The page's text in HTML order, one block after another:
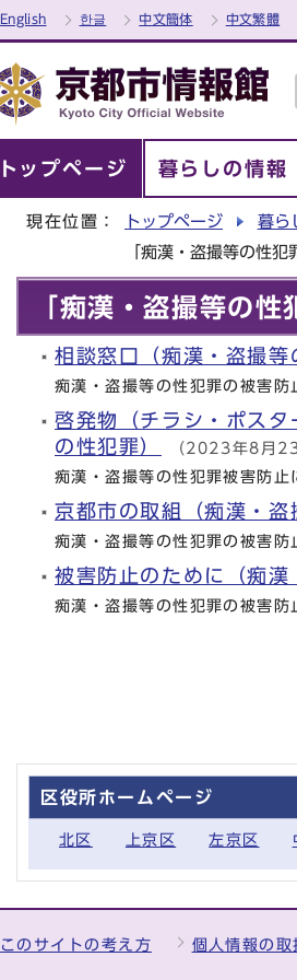
English 한글 中文簡体 中文繁體
トップページ 暮らしの情報
現在位置： トップページ 暮ら
「痴漢・盗撮等の性犯
「痴漢・盗撮等の性
相談窓口（痴漢・盗撮等
痴漢・盗撮等の性犯罪の被害
啓発物（チラシ・ポス
の性犯罪）
（2023年8月23
痴漢・盗撮等の性犯罪被害防止
京都市の取組（痴漢・盗
痴漢・盗撮等の性犯罪の被害
被害防止のために（痴漢
痴漢・盗撮等の性犯罪の被害防
区役所ホームページ
北区 上京区 左京区
このサイトの考え方 個人情報の取